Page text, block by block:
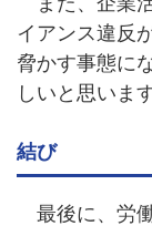
イアンス違反
脅かす事態に
しいと思います
結び
最後に、労